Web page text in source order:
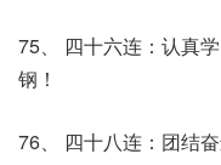
75、 四十六连：认真
钢！
76、 四十八连：团结